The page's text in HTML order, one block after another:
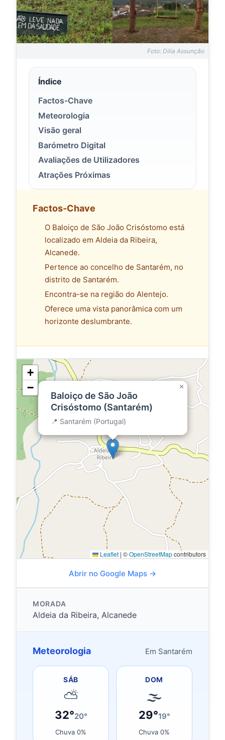
Foto: Dilia Assunção
Índice
Factos-Chave
Meteorologia
Visão geral
Barómetro Digital
Avaliações de Utilizadores
Atrações Próximas
Factos-Chave
O Baloiço de São João Crisóstomo está
localizado em Aldeia da Ribeira,
Alcanede.
Pertence ao concelho de Santarém, no
distrito de Santarém.
Encontra-se na região do Alentejo.
Oferece uma vista panorâmica com um
horizonte deslumbrante.
Baloiço de São João
Crisóstomo (Santarém)
📍 Santarém (Portugal)
×
+
−
Leaflet | ©OpenStreetMapcontributors
Abrir no Google Maps →
MORADA
Aldeia da Ribeira, Alcanede
Meteorologia Em Santarém
SÁB
⛅
32°20°
Chuva 0%
DOM
🌫
29°19°
Chuva 0%